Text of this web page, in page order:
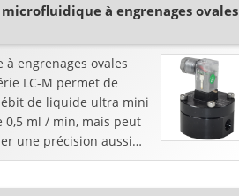
à engrenages ovales
à engrenages ovales
LC-M permet de
de liquide ultra mini
0,5 ml / min, mais peut
une précision aussi
FS, c'est une sorte de